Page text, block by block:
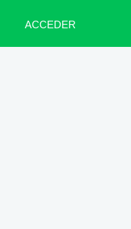
ACCEDER